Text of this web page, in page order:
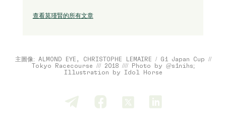
查看莫瑾賢的所有文章
主圖像: ALMOND EYE, CHRISTOPHE LEMAIRE / G1 Japan Cup //
Tokyo Racecourse /// 2018 //// Photo by @s1nihs;
Illustration by Idol Horse